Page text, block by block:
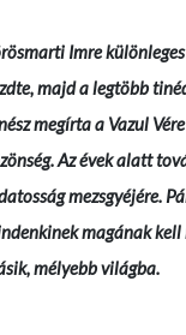
Imre
majd a legtöbb
megírta a Vazul
Az évek alatt
mezsgyéjére.
magának kell
mélyebb világba.